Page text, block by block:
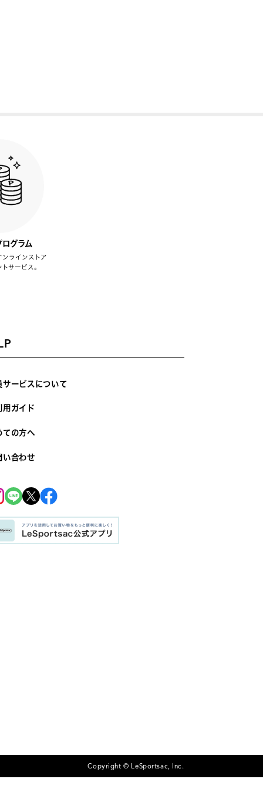
ログラム
ラインストア
サービス。
サービスについて
用ガイド
ての方へ
い合わせ
Copyright © LeSportsac, Inc.